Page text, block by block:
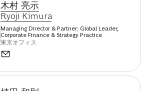
木村 亮示
Ryoji Kimura
Managing Director & Partner; Global Leader,
Corporate Finance & Strategy Practice
東京オフィス